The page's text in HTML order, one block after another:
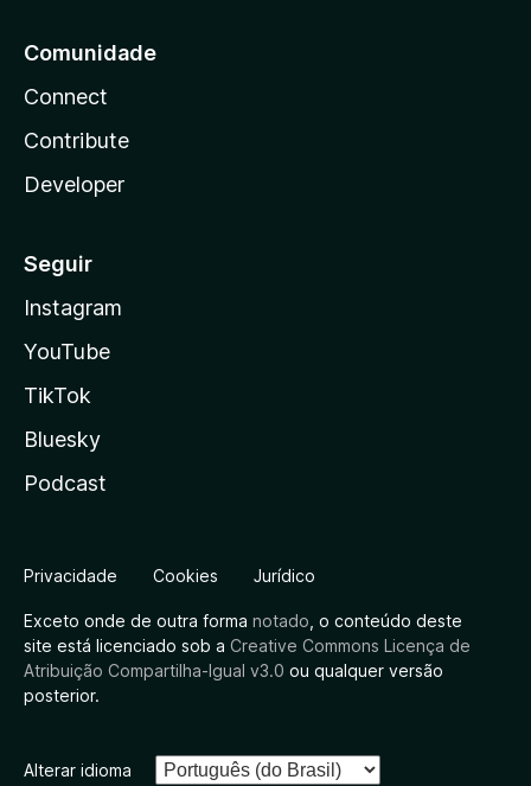
Comunidade
Connect
Contribute
Developer
Seguir
Instagram
YouTube
TikTok
Bluesky
Podcast
Privacidade Cookies Jurídico
Exceto onde de outra forma notado , o conteúdo deste
site está licenciado sob a Creative Commons Licença de
Atribuição Compartilha-Igual v3.0 ou qualquer versão
posterior.
Alterar idioma